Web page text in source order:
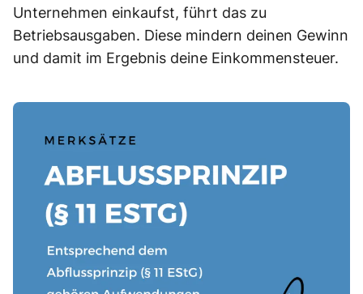
Unternehmen einkaufst, führt das zu
Betriebsausgaben. Diese mindern deinen Gewinn
und damit im Ergebnis deine Einkommensteuer.